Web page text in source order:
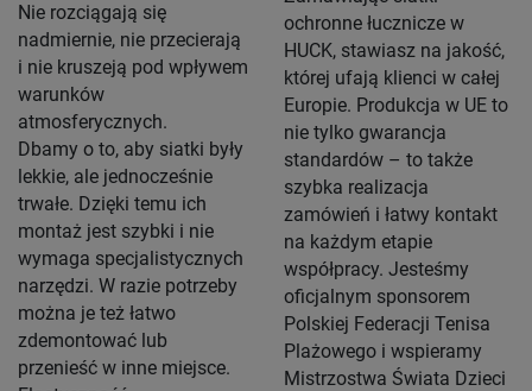
Nie rozciągają się
nadmiernie, nie przecierają
i nie kruszeją pod wpływem
warunków
atmosferycznych.
Dbamy o to, aby siatki były
lekkie, ale jednocześnie
trwałe. Dzięki temu ich
montaż jest szybki i nie
wymaga specjalistycznych
narzędzi. W razie potrzeby
można je też łatwo
zdemontować lub
przenieść w inne miejsce.
ochronne łucznicze w
HUCK, stawiasz na jakość,
której ufają klienci w całej
Europie. Produkcja w UE to
nie tylko gwarancja
standardów – to także
szybka realizacja
zamówień i łatwy kontakt
na każdym etapie
współpracy. Jesteśmy
oficjalnym sponsorem
Polskiej Federacji Tenisa
Plażowego i wspieramy
Mistrzostwa Świata Dzieci